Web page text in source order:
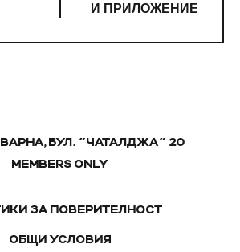
И ПРИЛОЖЕНИЕ
БУЛ. "ЧАТАЛДЖА" 20
MEMBERS ONLY
ЗА ПОВЕРИТЕЛНОСТ
ОБЩИ УСЛОВИЯ